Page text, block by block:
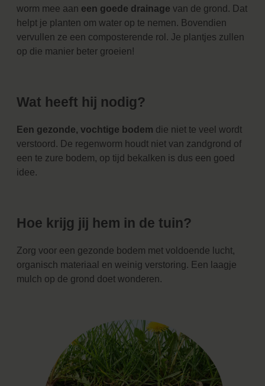
worm mee aan een goede drainage van de grond. Dat
helpt je planten om water op te nemen. Bovendien
vervullen ze een composterende rol. Je plantjes zullen
op die manier beter groeien!
Wat heeft hij nodig?
Een gezonde, vochtige bodem die niet te veel wordt
verstoord. De regenworm houdt niet van zandgrond of
een te zure bodem, op tijd bekalken is dus een goed
idee.
Hoe krijg jij hem in de tuin?
Zorg voor een gezonde bodem met voldoende lucht,
organisch materiaal en weinig verstoring. Een laagje
mulch op de grond doet wonderen.